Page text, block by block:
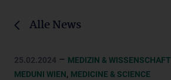
Alle News
25.02.2024 – MEDIZIN & WISSENSCHAFT
MEDUNI WIEN, MEDICINE & SCIENCE